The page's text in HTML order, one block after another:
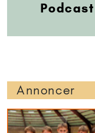
Podcast
Annoncer